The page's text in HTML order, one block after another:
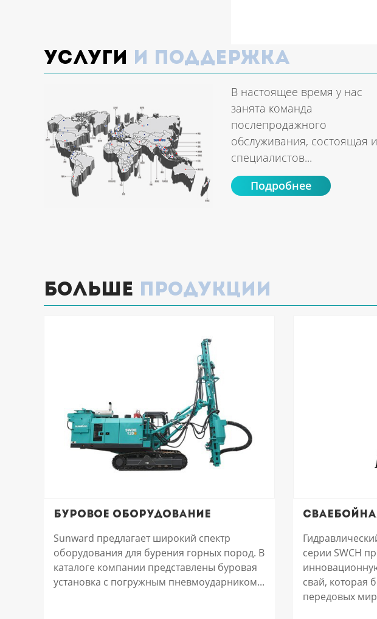
Услуги и поддержка
В настоящее время у нас
занята команда
послепродажного
обслуживания, состоящая
специалистов...
Подробнее
Больше продукции
Буровое оборудование
Sunward предлагает широкий спектр
оборудования для бурения горных пород. В
каталоге компании представлены буровая
установка с погружным пневмоударником...
серии SWCH
свай, которая
передовых